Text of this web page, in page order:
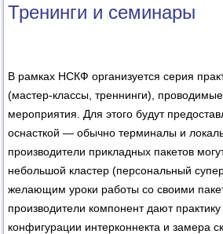
Тренинги и семинары
В рамках НСКФ организуется серия
(мастер-классы, треннинги),
мероприятия. Для этого будут
оснасткой — обычно терминалы и
производители прикладных пакетов
небольшой кластер (персональный
желающим уроки работы со своими
производители компонент дают
конфигурации интерконнекта и замера